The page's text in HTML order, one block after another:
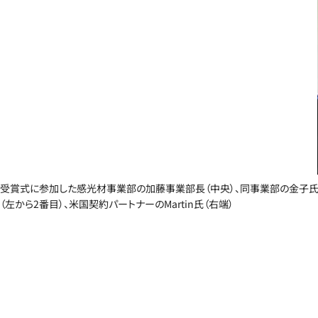
受賞式に参加した感光材事業部の加藤事業部長（中央）、同事業部の金子氏
（左から2番目）、米国契約パートナーのMartin氏（右端）